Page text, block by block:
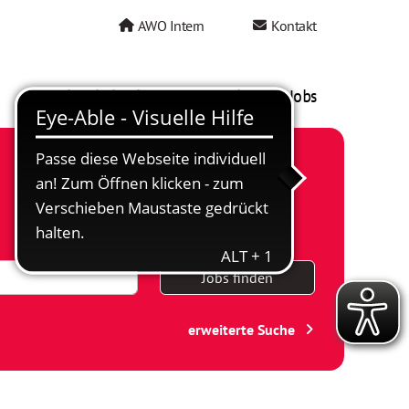
AWO Intern Kontakt
AWO als Arbeitgeber Mein AWO Jobs
Jobs finden
erweiterte Suche